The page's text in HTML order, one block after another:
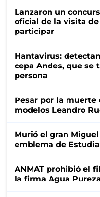
Lanzaron un
oficial de la visita de
participar
Hantavirus:
cepa Andes, que se
persona
Pesar por la
modelos Leandro
Murió el gran
emblema de
ANMAT prohibió el
la firma Agua